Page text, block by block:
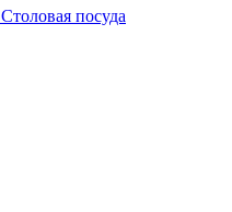
Столовая посуда